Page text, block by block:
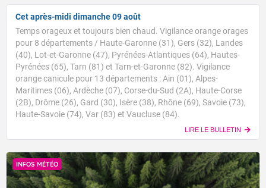
Cet après-midi dimanche 09 août
Temps orageux et toujours bien chaud. Vigilance orange orages
pour 8 départements / Haute-Garonne (31), Gers (32), Landes
(40), Lot-et-Garonne (47), Pyrénées-Atlantiques (64), Hautes-
Pyrénées (65), Tarn (81) et Tarn-et-Garonne (82). Vigilance
orange canicule pour 13 départements : Ain (01), Alpes-
Maritimes (06), Ardèche (07), Corse-du-Sud (2A), Haute-Corse
(2B), Drôme (26), Gard (30), Isère (38), Rhône (69), Savoie (73),
Haute-Savoie (74), Var (83) et Vaucluse (84).
LIRE LE BULLETIN
INFOS MÉTÉO